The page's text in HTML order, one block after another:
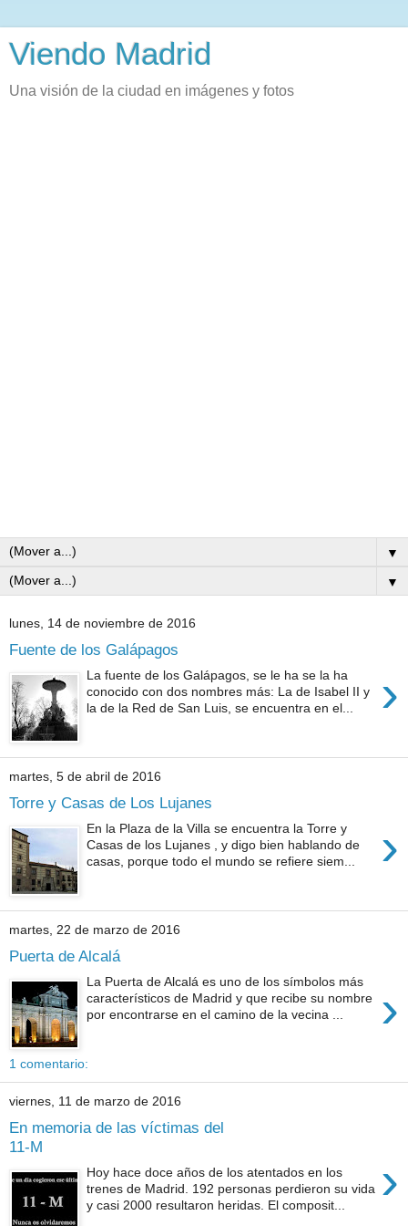
Viendo Madrid
Una visión de la ciudad en imágenes y fotos
▼
▼
lunes, 14 de noviembre de 2016
Fuente de los Galápagos
›
La fuente de los Galápagos, se le ha se la ha
conocido con dos nombres más: La de Isabel II y
la de la Red de San Luis, se encuentra en el...
martes, 5 de abril de 2016
Torre y Casas de Los Lujanes
›
En la Plaza de la Villa se encuentra la Torre y
Casas de los Lujanes , y digo bien hablando de
casas, porque todo el mundo se refiere siem...
martes, 22 de marzo de 2016
Puerta de Alcalá
›
La Puerta de Alcalá es uno de los símbolos más
característicos de Madrid y que recibe su nombre
por encontrarse en el camino de la vecina ...
1 comentario:
viernes, 11 de marzo de 2016
En memoria de las víctimas del
11-M
›
Hoy hace doce años de los atentados en los
trenes de Madrid. 192 personas perdieron su vida
y casi 2000 resultaron heridas. El composit...